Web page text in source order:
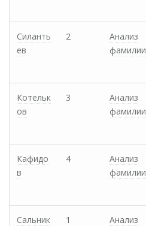
Силанть
ев
2
Анализ
фамилии
Котельк
ов
3
Анализ
фамилии
Кафидо
в
4
Анализ
фамилии
Сальник
1
Анализ